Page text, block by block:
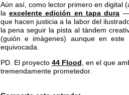
Aún así, como lector primero en digital
la excelente edición en tapa dura —
que hacen justicia a la labor del
la pena seguir la pista al tándem
(guión e imágenes) aunque en
equivocada.
PD. El proyecto 44 Flood , en el que
tremendamente prometedor.